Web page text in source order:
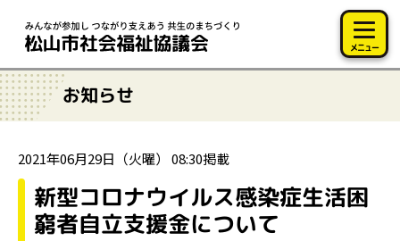
メニュー
お知らせ
2021年06月29日（火曜） 08:30掲載
新型コロナウイルス感染症生活困
窮者自立支援金について